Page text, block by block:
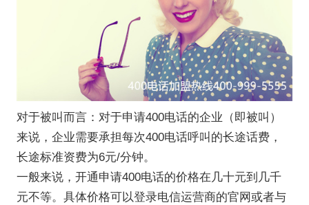
对于被叫而言：对于申请400电话的企业（即被叫）
来说，企业需要承担每次400电话呼叫的长途话费，
长途标准资费为6元/分钟。
一般来说，开通申请400电话的价格在几十元到几千
元不等。具体价格可以登录电信运营商的官网或者与